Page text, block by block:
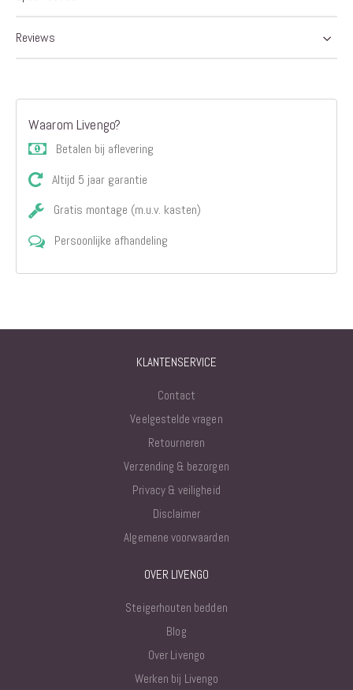
gallerij
Reviews
Waarom Livengo?
Betalen bij aflevering
Altijd 5 jaar garantie
Gratis montage (m.u.v. kasten)
Persoonlijke afhandeling
KLANTENSERVICE
Contact
Veelgestelde vragen
Retourneren
Verzending & bezorgen
Privacy & veiligheid
Disclaimer
Algemene voorwaarden
OVER LIVENGO
Steigerhouten bedden
Blog
Over Livengo
Werken bij Livengo